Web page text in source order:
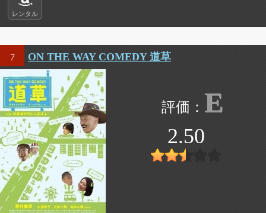
レンタル
7 ON THE WAY COMEDY 道草
E
2.50